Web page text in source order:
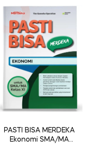
PASTI BISA MERDEKA
Ekonomi SMA/MA